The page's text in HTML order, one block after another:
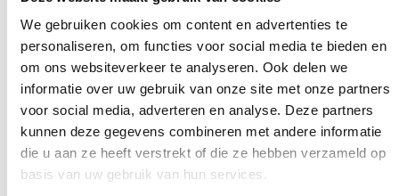
We gebruiken cookies om content en advertenties te
personaliseren, om functies voor social media te bieden en
om ons websiteverkeer te analyseren. Ook delen we
informatie over uw gebruik van onze site met onze partners
voor social media, adverteren en analyse. Deze partners
kunnen deze gegevens combineren met andere informatie
die u aan ze heeft verstrekt of die ze hebben verzameld op
basis van uw gebruik van hun services.
Aanmelding vanuit beide ouders
Het is een mooie stap om je kind(eren) aan
te melden voor de kindtraining. Daarmee
kan(kunnen) jouw kind(eren) de scheiding
een plek geven en hun ervaringen met
andere kinderen van gescheiden ouders